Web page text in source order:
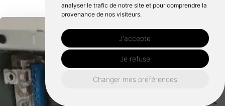
analyser le trafic de notre site et pour comprendre la
provenance de nos visiteurs.
J'accepte
Je refuse
Changer mes préférences